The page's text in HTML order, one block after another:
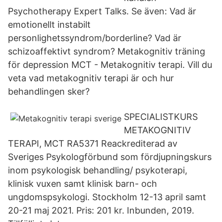
Psychotherapy Expert Talks. Se även: Vad är
emotionellt instabilt
personlighetssyndrom/borderline? Vad är
schizoaffektivt syndrom? Metakognitiv träning
för depression MCT - Metakognitiv terapi. Vill du
veta vad metakognitiv terapi är och hur
behandlingen sker?
SPECIALISTKURS
METAKOGNITIV
TERAPI, MCT RA5371 Reackrediterad av
Sveriges Psykologförbund som fördjupningskurs
inom psykologisk behandling/ psykoterapi,
klinisk vuxen samt klinisk barn- och
ungdomspsykologi. Stockholm 12-13 april samt
20-21 maj 2021. Pris: 201 kr. Inbunden, 2019.